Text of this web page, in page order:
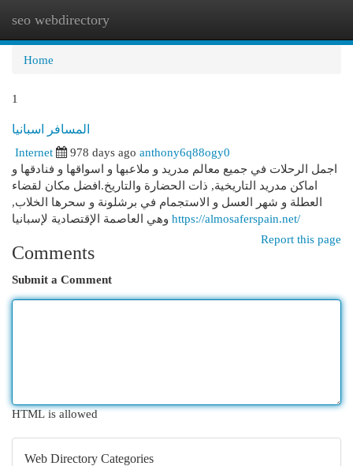
seo webdirectory
Home
1
المسافر اسبانيا
Internet
978 days ago anthony6q88ogy0
اجمل الرحلات في جميع معالم مدريد و ملاعبها و اسواقها و فنادقها و
اماكن مدريد التاريخية, ذات الحضارة والتاريخ.افضل مكان لقضاء
العطلة و شهر العسل و الاستجمام في برشلونة و سحرها الخلاب,
https://almosaferspain.net/
Report this page
Comments
Submit a Comment
HTML is allowed
Web Directory Categories